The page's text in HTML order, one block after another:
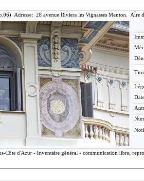
Adresse: 28 avenue Riviera les Vignasses Menton. Aire
Autr
Côte d'Azur - Inventaire général - communication libre,